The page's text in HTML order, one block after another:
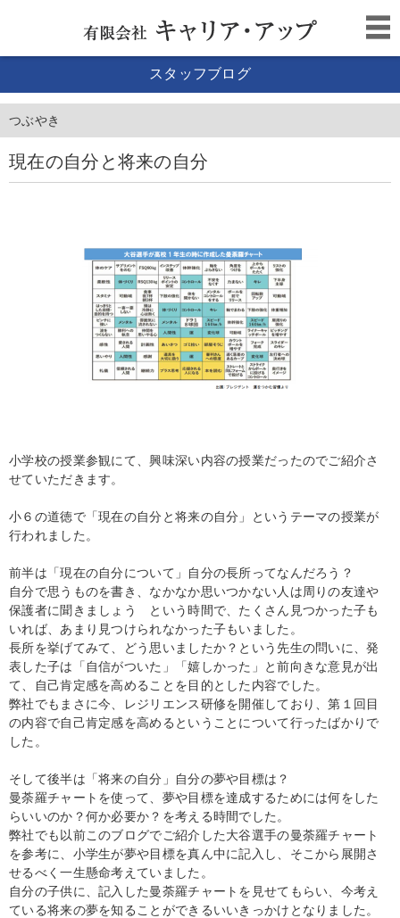
スタッフブログ
つぶやき
現在の自分と将来の自分
小学校の授業参観にて、興味深い内容の授業だったのでご紹介さ
せていただきます。
小６の道徳で「現在の自分と将来の自分」というテーマの授業が
行われました。
前半は「現在の自分について」自分の長所ってなんだろう？
自分で思うものを書き、なかなか思いつかない人は周りの友達や
保護者に聞きましょう という時間で、たくさん見つかった子も
いれば、あまり見つけられなかった子もいました。
長所を挙げてみて、どう思いましたか？という先生の問いに、発
表した子は「自信がついた」「嬉しかった」と前向きな意見が出
て、自己肯定感を高めることを目的とした内容でした。
弊社でもまさに今、レジリエンス研修を開催しており、第１回目
の内容で自己肯定感を高めるということについて行ったばかりで
した。
そして後半は「将来の自分」自分の夢や目標は？
曼荼羅チャートを使って、夢や目標を達成するためには何をした
らいいのか？何か必要か？を考える時間でした。
弊社でも以前このブログでご紹介した大谷選手の曼荼羅チャート
を参考に、小学生が夢や目標を真ん中に記入し、そこから展開さ
せるべく一生懸命考えていました。
自分の子供に、記入した曼荼羅チャートを見せてもらい、今考え
ている将来の夢を知ることができるいいきっかけとなりました。